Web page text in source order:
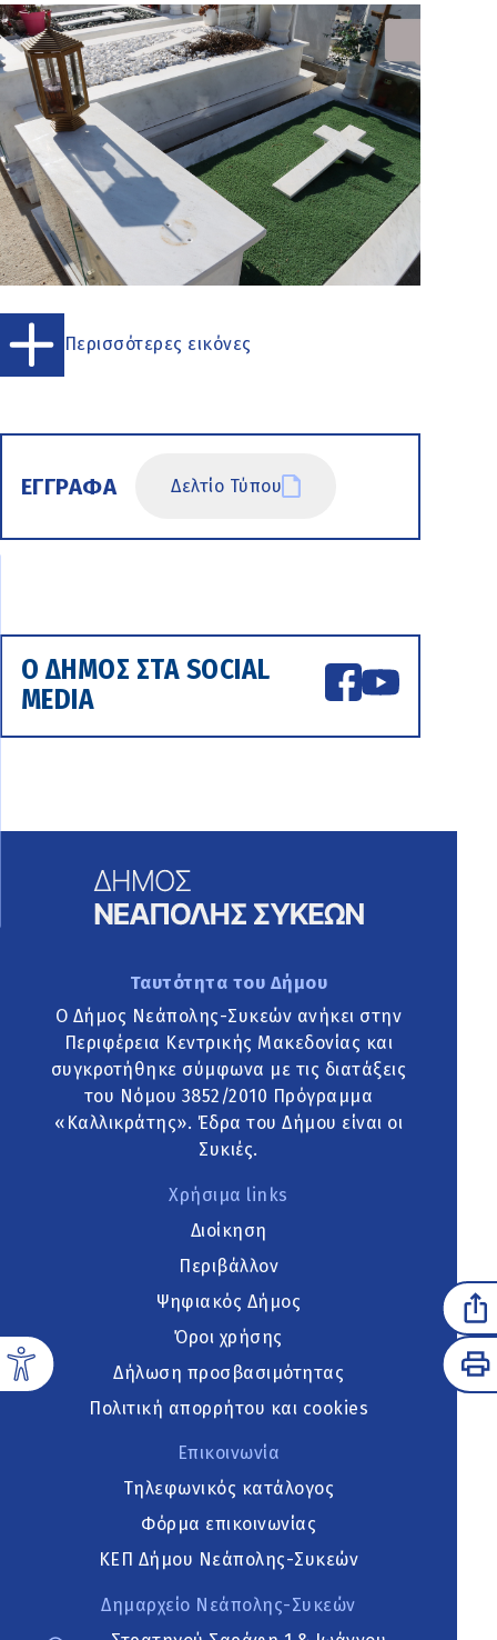
Περισσότερες εικόνες
ΕΓΓΡΑΦΑ Δελτίο Τύπου
Ο ΔΗΜΟΣ ΣΤΑ SOCIAL
MEDIA
Ταυτότητα του Δήμου
Ο Δήμος Νεάπολης-Συκεών ανήκει στην
Περιφέρεια Κεντρικής Μακεδονίας και
συγκροτήθηκε σύμφωνα με τις διατάξεις
του Νόμου 3852/2010 Πρόγραμμα
«Καλλικράτης». Έδρα του Δήμου είναι οι
Συκιές.
Χρήσιμα links
Διοίκηση
Περιβάλλον
Ψηφιακός Δήμος
Όροι χρήσης
Δήλωση προσβασιμότητας
Πολιτική απορρήτου και cookies
Επικοινωνία
Τηλεφωνικός κατάλογος
Φόρμα επικοινωνίας
ΚΕΠ Δήμου Νεάπολης-Συκεών
Δημαρχείο Νεάπολης-Συκεών